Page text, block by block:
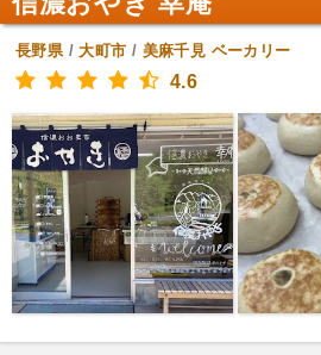
長野県/大町市 / 美麻千見 ベーカリー
4.6